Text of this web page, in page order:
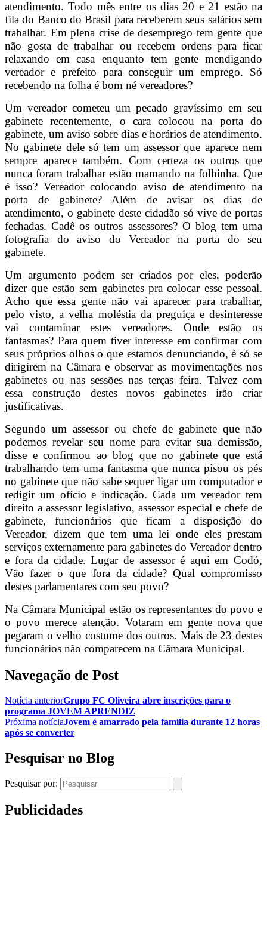
atendimento. Todo mês entre os dias 20 e 21 estão na
fila do Banco do Brasil para receberem seus salários sem
trabalhar. Em plena crise de desemprego tem gente que
não gosta de trabalhar ou recebem ordens para ficar
relaxando em casa enquanto tem gente mendigando
vereador e prefeito para conseguir um emprego. Só
recebendo na folha é bom né vereadores?
Um vereador cometeu um pecado gravíssimo em seu
gabinete recentemente, o cara colocou na porta do
gabinete, um aviso sobre dias e horários de atendimento.
No gabinete dele só tem um assessor que aparece nem
sempre aparece também. Com certeza os outros que
nunca foram trabalhar estão mamando na folhinha. Que
é isso? Vereador colocando aviso de atendimento na
porta de gabinete? Além de avisar os dias de
atendimento, o gabinete deste cidadão só vive de portas
fechadas. Cadê os outros assessores? O blog tem uma
fotografia do aviso do Vereador na porta do seu
gabinete.
Um argumento podem ser criados por eles, poderão
dizer que estão sem gabinetes pra colocar esse pessoal.
Acho que essa gente não vai aparecer para trabalhar,
pelo visto, a velha moléstia da preguiça e desinteresse
vai contaminar estes vereadores. Onde estão os
fantasmas? Para quem tiver interesse em confirmar com
seus próprios olhos o que estamos denunciando, é só se
dirigirem na Câmara e observar as movimentações nos
gabinetes ou nas sessões nas terças feira. Talvez com
essa construção destes novos gabinetes irão criar
justificativas.
Segundo um assessor ou chefe de gabinete que não
podemos revelar seu nome para evitar sua demissão,
disse e confirmou ao blog que no gabinete que está
trabalhando tem uma fantasma que nunca pisou os pés
no gabinete que não sabe sequer ligar um computador e
redigir um ofício e indicação. Cada um vereador tem
direito a assessor legislativo, assessor especial e chefe de
gabinete, funcionários que ficam a disposição do
Vereador, dizem que tem uma lei onde eles prestam
serviços externamente para gabinetes do Vereador dentro
e fora da cidade. Lugar de assessor é aqui em Codó,
Vão fazer o que fora da cidade? Qual compromisso
destes parlamentares com seu povo?
Na Câmara Municipal estão os representantes do povo e
o povo merece atenção. Votaram em gente nova que
pegaram o velho costume dos outros. Mais de 23 destes
funcionários não comparecem na Câmara Municipal.
Navegação de Post
Notícia anteriorGrupo FC Oliveira abre inscrições para o
programa JOVEM APRENDIZ
Próxima notíciaJovem é amarrado pela família durante 12 horas
após se converter
Pesquisar no Blog
Pesquisar por:
Publicidades